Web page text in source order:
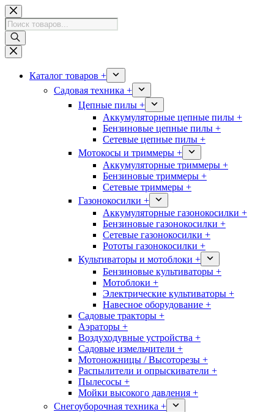
Перейти
к
сути
Поиск
товаров
Каталог товаров +
Садовая техника +
Цепные пилы +
Аккумуляторные цепные пилы +
Бензиновые цепные пилы +
Сетевые цепные пилы +
Мотокосы и триммеры +
Аккумуляторные триммеры +
Бензиновые триммеры +
Сетевые триммеры +
Газонокосилки +
Аккумуляторные газонокосилки +
Бензиновые газонокосилки +
Сетевые газонокосилки +
Рототы газонокосилки +
Культиваторы и мотоблоки +
Бензиновые культиваторы +
Мотоблоки +
Электрические культиваторы +
Навесное оборудование +
Садовые тракторы +
Аэраторы +
Воздуходувные устройства +
Садовые измельчители +
Мотоножницы / Высоторезы +
Распылители и опрыскиватели +
Пылесосы +
Мойки высокого давления +
Снегоуборочная техника +